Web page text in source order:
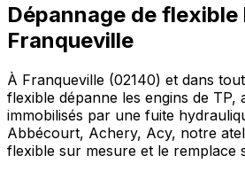
Dépannage de
Franqueville
À Franqueville (02140) et dans
flexible dépanne les engins de TP,
immobilisés par une fuite
Abbécourt, Achery, Acy, notre
flexible sur mesure et le remplace